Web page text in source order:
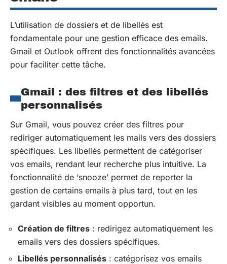
L’utilisation de dossiers et de libellés est
fondamentale pour une gestion efficace des emails.
Gmail et Outlook offrent des fonctionnalités avancées
pour faciliter cette tâche.
Gmail : des filtres et des libellés
personnalisés
Sur Gmail, vous pouvez créer des filtres pour
rediriger automatiquement les mails vers des dossiers
spécifiques. Les libellés permettent de catégoriser
vos emails, rendant leur recherche plus intuitive. La
fonctionnalité de ‘snooze’ permet de reporter la
gestion de certains emails à plus tard, tout en les
gardant visibles au moment opportun.
Création de filtres : redirigez automatiquement les
emails vers des dossiers spécifiques.
Libellés personnalisés : catégorisez vos emails